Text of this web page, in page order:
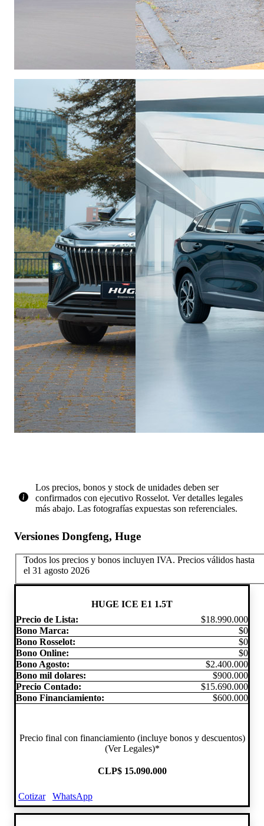
Los precios, bonos y stock de unidades deben ser
confirmados con ejecutivo Rosselot. Ver detalles legales
más abajo. Las fotografías expuestas son referenciales.
Versiones Dongfeng, Huge
Todos los precios y bonos incluyen IVA. Precios válidos hasta
el 31 agosto 2026
HUGE ICE E1 1.5T
Precio de Lista:
$18.990.000
Bono Marca:
$0
Bono Rosselot:
$0
Bono Online:
$0
Bono Agosto:
$2.400.000
Bono mil dolares:
$900.000
Precio Contado:
$15.690.000
Bono Financiamiento:
$600.000
Precio final con financiamiento (incluye bonos y descuentos)
(Ver Legales)*
CLP$ 15.090.000
Cotizar WhatsApp